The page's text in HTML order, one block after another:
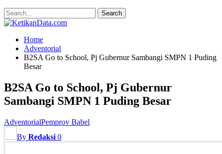
Home
Adventorial
B2SA Go to School, Pj Gubernur Sambangi SMPN 1 Puding
Besar
B2SA Go to School, Pj Gubernur
Sambangi SMPN 1 Puding Besar
AdventorialPemprov Babel
By Redaksi 0